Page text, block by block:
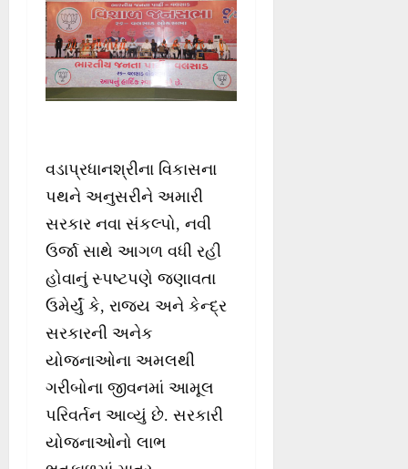
વડાપ્રધાનશ્રીના વિકાસના
પથને અનુસરીને અમારી
સરકાર નવા સંકલ્પો, નવી
ઉર્જા સાથે આગળ વધી રહી
હોવાનું સ્પષ્ટપણે જણાવતા
ઉમેર્યું કે, રાજ્ય અને કેન્દ્ર
સરકારની અનેક
યોજનાઓના અમલથી
ગરીબોના જીવનમાં આમૂલ
પરિવર્તન આવ્યું છે. સરકારી
યોજનાઓનો લાભ